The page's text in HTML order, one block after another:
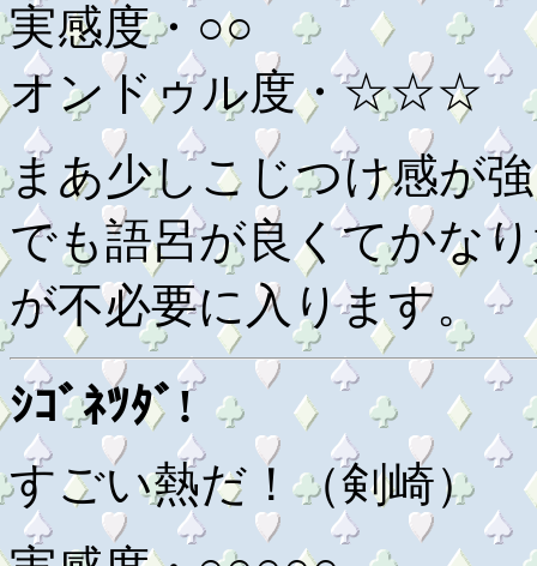
実感度・○○
オンドゥル度・☆☆☆
まあ少しこじつけ感が
でも語呂が良くてかな
が不必要に入ります。
ｼｺﾞﾈﾂﾀﾞ!
すごい熱だ！（剣崎）